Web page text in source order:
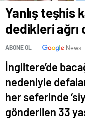
Yanlış teşhis
dedikleri ağrı
ABONE OL News
İngiltere’de
nedeniyle
her seferinde
gönderilen 33